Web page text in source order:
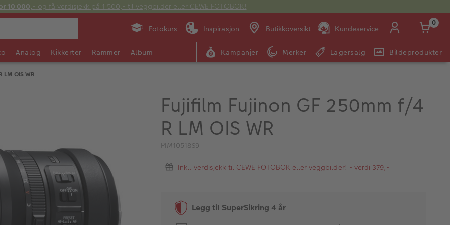
10 000,- og få verdisjekk på 1 500,- til veggbilder eller CEWE FOTOBOK!
Fotokurs Inspirasjon Butikkoversikt Kundeservice
Man -
09:00 -
14:00 -
0
Analog Kikkerter Rammer Album Kampanjer Merker Lagersalg Bildeprodukter
LM OIS WR
Fujifilm Fujinon GF 250mm f/4
R LM OIS WR
PIM1051869
Inkl. verdisjekk til CEWE FOTOBOK eller veggbilder! - verdi 379,-
Legg til SuperSikring 4 år